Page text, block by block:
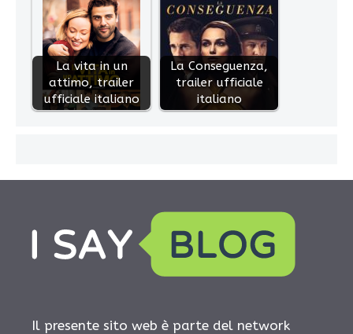
La vita in un
attimo, trailer
ufficiale italiano
La Conseguenza,
trailer ufficiale
italiano
Il presente sito web è parte del network